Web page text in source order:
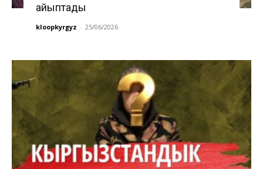
айыптады
kloopkyrgyz - 25/06/2026